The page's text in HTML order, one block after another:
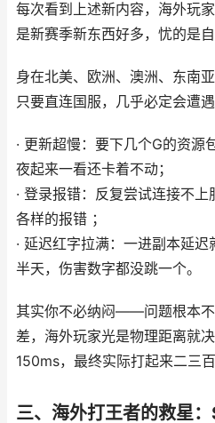
每次看到上述新内容，海外玩
是新赛季新东西好多，忧的是
身在北美、欧洲、澳洲、东南
只要直连国服，几乎必定会遭遇
· 更新超慢：要下几个G的资源
夜起来一看还卡着不动；
· 登录报错：反复尝试连接不
各样的报错 ；
· 延迟红字拉满：一进副本延
半天，伤害数字都没跳一个。
其实你不必纳闷——问题根本
差，海外玩家光是物理距离就
150ms，最终实际打起来二三
三、海外打王者的救星